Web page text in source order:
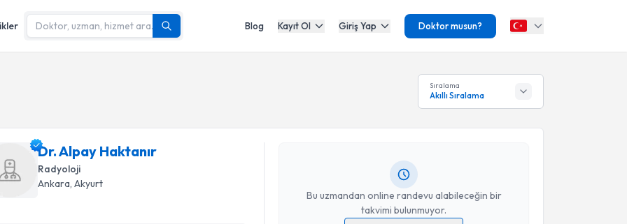
Blog Kayıt Ol Giriş Yap Doktor musun?
Sıralama
Akıllı Sıralama
Dr. Alpay Haktanır
Radyoloji
Ankara,Akyurt
Bu uzmandan online randevu alabileceğin bir
takvimi bulunmuyor.